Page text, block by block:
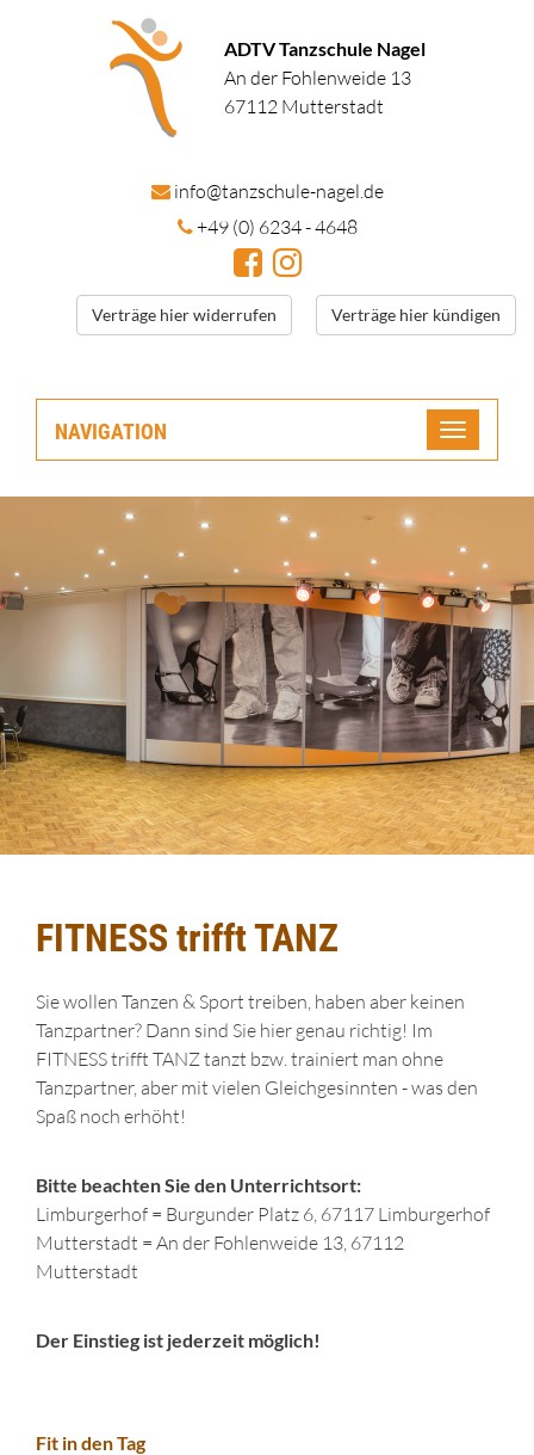
ADTV Tanzschule Nagel
An der Fohlenweide 13
67112 Mutterstadt
info@tanzschule-nagel.de
+49 (0) 6234 - 4648
Verträge hier widerrufen Verträge hier kündigen
NAVIGATION
Toggle
FITNESS trifft TANZ
Sie wollen Tanzen & Sport treiben, haben aber keinen
Tanzpartner? Dann sind Sie hier genau richtig! Im
FITNESS trifft TANZ tanzt bzw. trainiert man ohne
Tanzpartner, aber mit vielen Gleichgesinnten - was den
Spaß noch erhöht!
Bitte beachten Sie den Unterrichtsort:
Limburgerhof = Burgunder Platz 6, 67117 Limburgerhof
Mutterstadt = An der Fohlenweide 13, 67112
Mutterstadt
Der Einstieg ist jederzeit möglich!
Fit in den Tag